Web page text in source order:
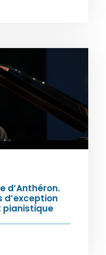
d’Anthéron.
d’exception
pianistique